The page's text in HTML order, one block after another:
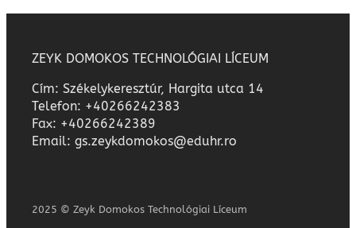
ZEYK DOMOKOS TECHNOLÓGIAI LÍCEUM
Cím: Székelykeresztúr, Hargita utca 14
Telefon: +40266242383
Fax: +40266242389
Email: gs.zeykdomokos@eduhr.ro
2025 © Zeyk Domokos Technológiai Líceum